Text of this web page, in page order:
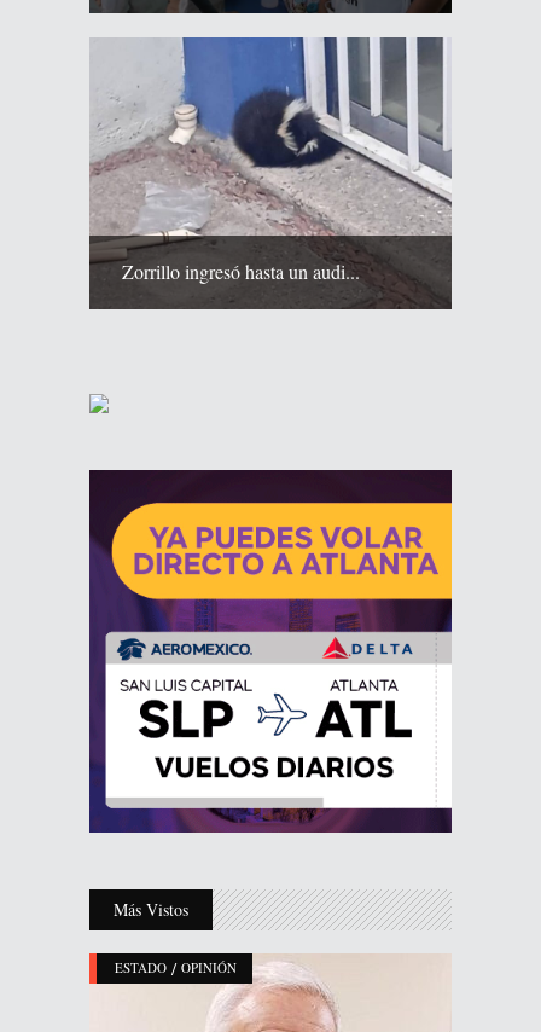
Zorrillo ingresó hasta un audi...
Más Vistos
ESTADO / OPINIÓN